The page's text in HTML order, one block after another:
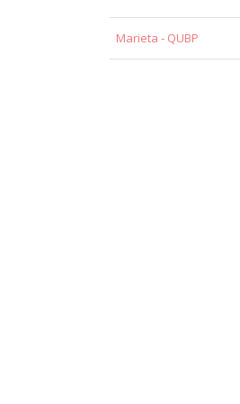
Marieta - QUBP